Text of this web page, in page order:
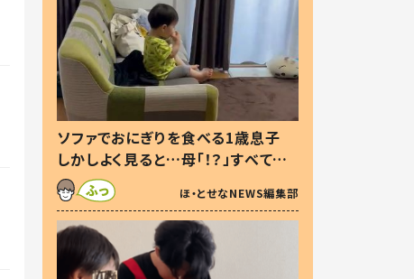
ソファでおにぎりを食べる1歳息子
しかしよく見ると…母「！？」すべてを
察した母の投稿に「可愛いから許
す！」「現行犯〜」
ほ・とせなNEWS編集部